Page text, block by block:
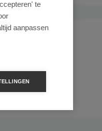
60.748
Hybride
Automaat
te
aanpassen